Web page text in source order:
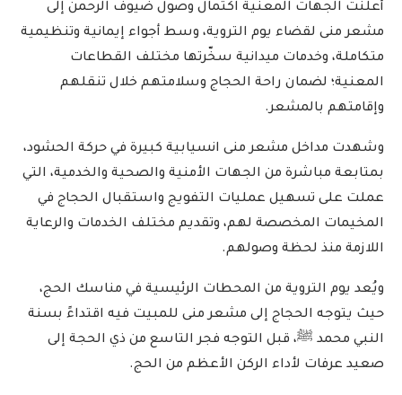
أعلنت الجهات المعنية اكتمال وصول ضيوف الرحمن إلى
مشعر منى لقضاء يوم التروية، وسط أجواء إيمانية وتنظيمية
متكاملة، وخدمات ميدانية سخّرتها مختلف القطاعات
المعنية؛ لضمان راحة الحجاج وسلامتهم خلال تنقلهم
وإقامتهم بالمشعر.
وشهدت مداخل مشعر منى انسيابية كبيرة في حركة الحشود،
بمتابعة مباشرة من الجهات الأمنية والصحية والخدمية، التي
عملت على تسهيل عمليات التفويج واستقبال الحجاج في
المخيمات المخصصة لهم، وتقديم مختلف الخدمات والرعاية
اللازمة منذ لحظة وصولهم.
ويُعد يوم التروية من المحطات الرئيسية في مناسك الحج،
حيث يتوجه الحجاج إلى مشعر منى للمبيت فيه اقتداءً بسنة
النبي محمد ﷺ، قبل التوجه فجر التاسع من ذي الحجة إلى
صعيد عرفات لأداء الركن الأعظم من الحج.